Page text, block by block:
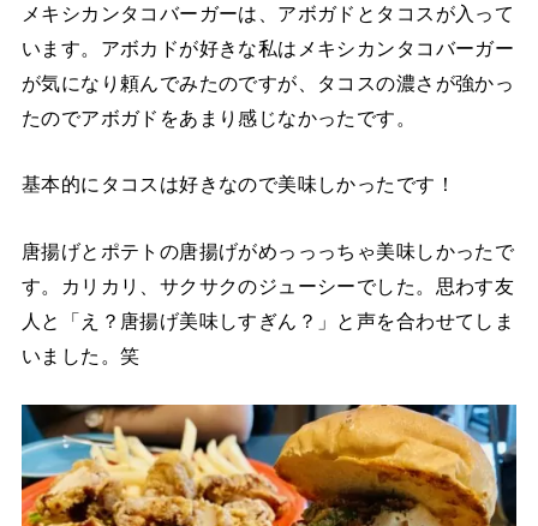
メキシカンタコバーガーは、アボガドとタコスが入って
います。アボカドが好きな私はメキシカンタコバーガー
が気になり頼んでみたのですが、タコスの濃さが強かっ
たのでアボガドをあまり感じなかったです。
基本的にタコスは好きなので美味しかったです！
唐揚げとポテトの唐揚げがめっっっちゃ美味しかったで
す。カリカリ、サクサクのジューシーでした。思わす友
人と「え？唐揚げ美味しすぎん？」と声を合わせてしま
いました。笑